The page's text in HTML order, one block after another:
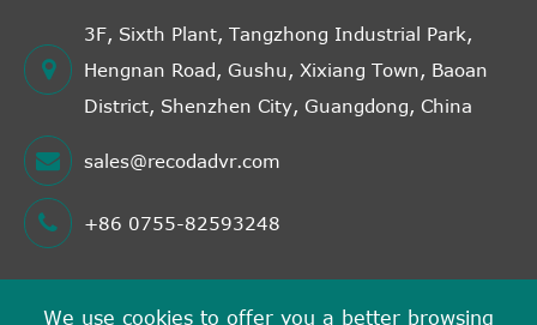
3F, Sixth Plant, Tangzhong Industrial Park,
Hengnan Road, Gushu, Xixiang Town, Baoan
District, Shenzhen City, Guangdong, China
sales@recodadvr.com
+86 0755-82593248
We use cookies to offer you a better browsing